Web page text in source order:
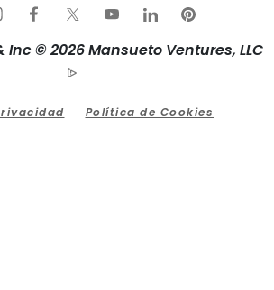
© 2026 Mansueto Ventures, LLC
Política de Cookies